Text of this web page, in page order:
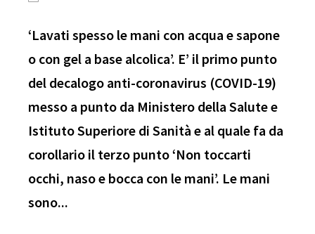
‘Lavati spesso le mani con acqua e sapone
o con gel a base alcolica’. E’ il primo punto
del decalogo anti-coronavirus (COVID-19)
messo a punto da Ministero della Salute e
Istituto Superiore di Sanità e al quale fa da
corollario il terzo punto ‘Non toccarti
occhi, naso e bocca con le mani’. Le mani
sono...